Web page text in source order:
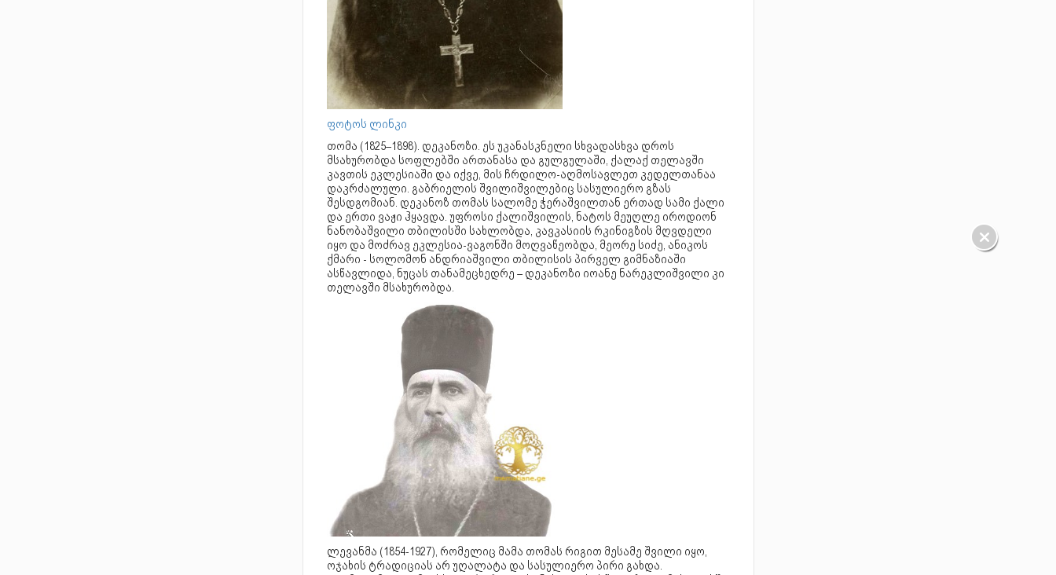
ფოტოს ლინკი
თომა (1825–1898). დეკანოზი. ეს უკანასკნელი სხვადასხვა დროს
მსახურობდა სოფლებში ართანასა და გულგულაში, ქალაქ თელავში
კავთის ეკლესიაში და იქვე, მის ჩრდილო-აღმოსავლეთ კედელთანაა
დაკრძალული. გაბრიელის შვილიშვილებიც სასულიერო გზას
შესდგომიან. დეკანოზ თომას სალომე ჭერაშვილთან ერთად სამი ქალი
და ერთი ვაჟი ჰყავდა. უფროსი ქალიშვილის, ნატოს მეუღლე იროდიონ
ნანობაშვილი თბილისში სახლობდა, კავკასიის რკინიგზის მღვდელი
იყო და მოძრავ ეკლესია-ვაგონში მოღვაწეობდა, მეორე სიძე, ანიკოს
ქმარი - სოლომონ ანდრიაშვილი თბილისის პირველ გიმნაზიაში
ასწავლიდა, ნუცას თანამეცხედრე – დეკანოზი იოანე ნარეკლიშვილი კი
თელავში მსახურობდა.
ლევანმა (1854-1927), რომელიც მამა თომას რიგით მესამე შვილი იყო,
ოჯახის ტრადიციას არ უღალატა და სასულიერო პირი გახდა.